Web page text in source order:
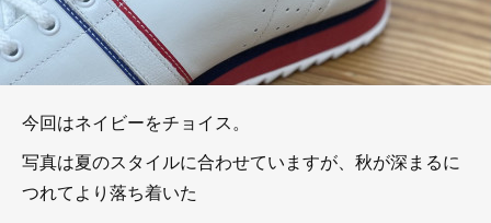
今回はネイビーをチョイス。
写真は夏のスタイルに合わせていますが、秋が深まるに
つれてより落ち着いた